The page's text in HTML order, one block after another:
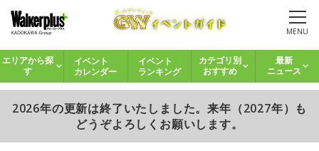
MENU
エリアから探
す
イベント
カレンダー
イベント
ランキング
カテゴリ別
おすすめ
最新
ニュース
2026年の更新は終了いたしました。来年（2027年）も
どうぞよろしくお願いします。